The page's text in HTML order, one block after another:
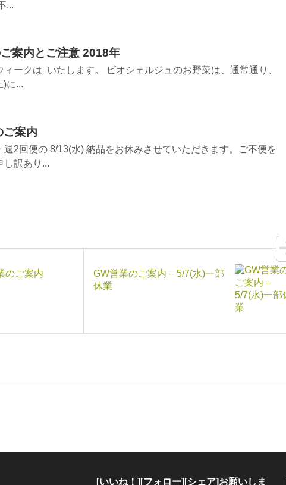
...
案内とご注意 2018年
ィークは いたします。 ビオシェルジュのお野菜は、通常通り、
)に...
ご案内
週2回便の 8/13(水) 納品をお休みさせていただきます。ご不便を
し訳あり...
のご案内
GW営業のご案内 – 5/7(水)一部
休業
[いいね！][フォロー][シェア]お願いしま